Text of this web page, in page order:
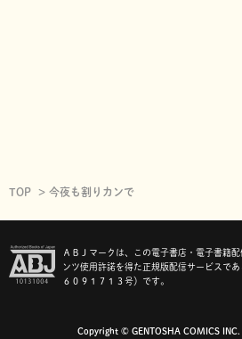
TOP 今夜も割りカンで
ＡＢＪマークは、この電子書店・電子書籍
ンツ使用許諾を得た正規版配信サービスで
６０９１７１３号）です。
Copyright © GENTOSHA COMICS